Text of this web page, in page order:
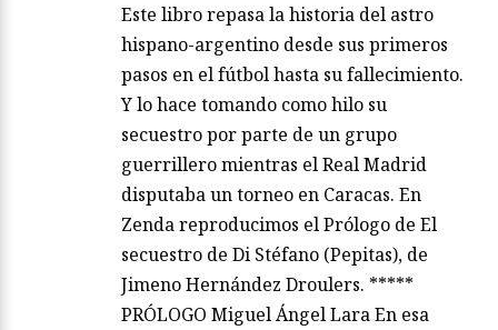
Este libro repasa la historia del astro
hispano-argentino desde sus primeros
pasos en el fútbol hasta su fallecimiento.
Y lo hace tomando como hilo su
secuestro por parte de un grupo
guerrillero mientras el Real Madrid
disputaba un torneo en Caracas. En
Zenda reproducimos el Prólogo de El
secuestro de Di Stéfano (Pepitas), de
Jimeno Hernández Droulers. *****
PRÓLOGO Miguel Ángel Lara En esa